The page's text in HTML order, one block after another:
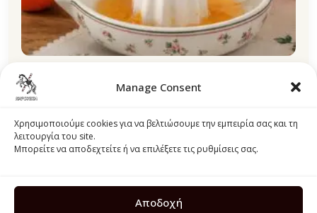
Manage Consent
Χρησιμοποιούμε cookies για να βελτιώσουμε την εμπειρία σας και τη
λειτουργία του site.
Μπορείτε να αποδεχτείτε ή να επιλέξετε τις ρυθμίσεις σας.
Αποδοχή
Πορσελάνινος Στίφτης Εσπεριδοειδών Lisa Isabelle
18,00
Προσθήκη στο καλάθι